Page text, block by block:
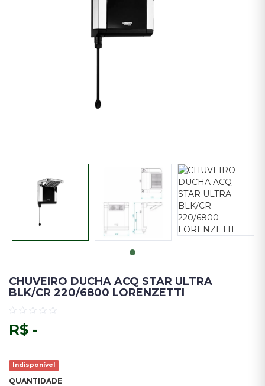
CHUVEIRO DUCHA ACQ STAR ULTRA
BLK/CR 220/6800 LORENZETTI
R$ -
Indisponível
QUANTIDADE